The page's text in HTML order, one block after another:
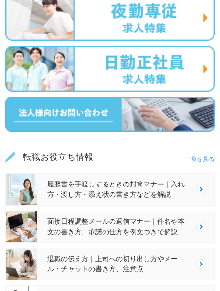
転職お役立ち情報 一覧を見る
履歴書を手渡しするときの封筒マナー｜入れ
方・渡し方・添え状の書き方などを解説
面接日程調整メールの返信マナー｜件名や本
文の書き方、承諾の仕方を例文つきで解説
退職の伝え方｜上司への切り出し方やメー
ル・チャットの書き方、注意点